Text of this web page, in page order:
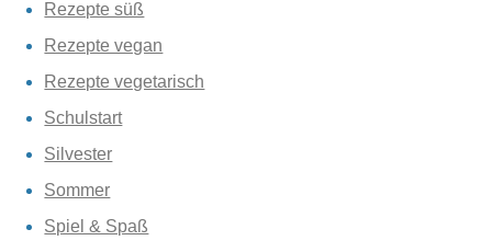
Rezepte süß
Rezepte vegan
Rezepte vegetarisch
Schulstart
Silvester
Sommer
Spiel & Spaß